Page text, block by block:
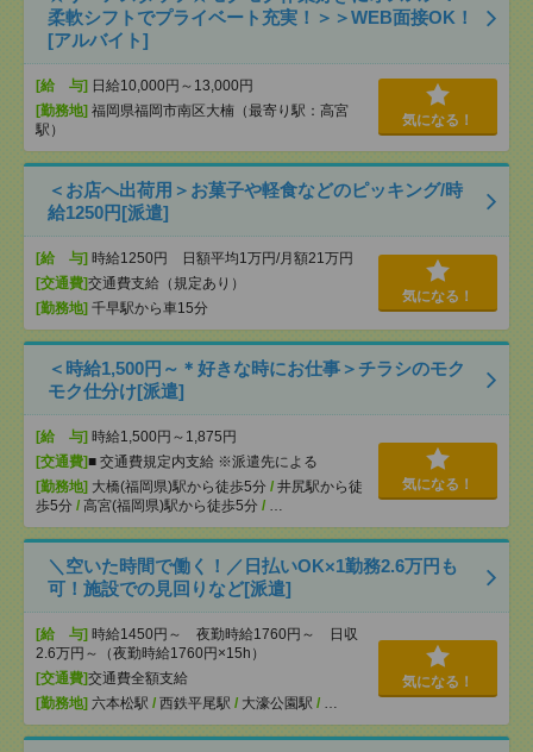
柔軟シフトでプライベート充実！＞＞WEB面接OK！
[アルバイト]
[給 与] 日給10,000円～13,000円
[勤務地] 福岡県福岡市南区大楠（最寄り駅：高宮
駅）
気になる！
＜お店へ出荷用＞お菓子や軽食などのピッキング/時
給1250円[派遣]
[給 与] 時給1250円 日額平均1万円/月額21万円
[交通費]交通費支給（規定あり）
[勤務地] 千早駅から車15分
気になる！
＜時給1,500円～＊好きな時にお仕事＞チラシのモク
モク仕分け[派遣]
[給 与] 時給1,500円～1,875円
[交通費]■ 交通費規定内支給 ※派遣先による
[勤務地] 大橋(福岡県)駅から徒歩5分 / 井尻駅から徒
歩5分 / 高宮(福岡県)駅から徒歩5分 / …
気になる！
＼空いた時間で働く！／日払いOK×1勤務2.6万円も
可！施設での見回りなど[派遣]
[給 与] 時給1450円～ 夜勤時給1760円～ 日収
2.6万円～（夜勤時給1760円×15h）
[交通費]交通費全額支給
[勤務地] 六本松駅 / 西鉄平尾駅 / 大濠公園駅 / …
気になる！